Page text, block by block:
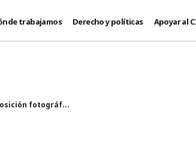
trabajamos Derecho y políticas Apoyar al
fotográf...